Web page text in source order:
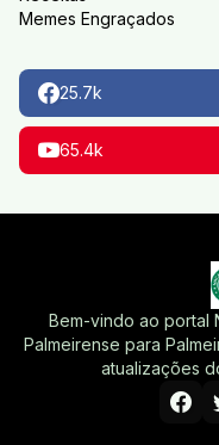
Memes Engraçados
25.7k
65.4k
Bem-vindo ao portal
Palmeirense para
atualizações